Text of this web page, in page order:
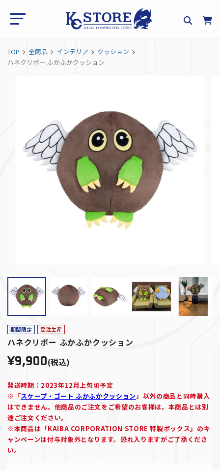
TOP 全商品 インテリア
クッション
ハネクリボー ふかふかクッション
期間限定 受注生産
ハネクリボー ふかふかクッション
¥9,900(税込)
発送時期：2023年12月上旬頃予定
※「スケープ・ゴート ふかふかクッション」以外の商品と同時購入
はできません。他商品のご注文をご希望のお客様は、本商品とは別
途ご注文ください。
※本商品は「KAIBA CORPORATION STORE 特製ボックス」のキ
ャンペーンは付与対象外となります。恐れ入りますがご了承くださ
い。